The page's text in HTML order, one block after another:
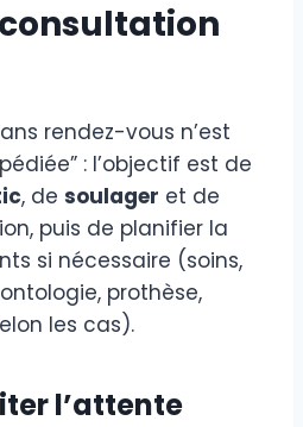
rendez-vous n’est
: l’objectif est de
, de soulager et de
puis de planifier la
si nécessaire (soins,
prothèse,
les cas).
l’attente